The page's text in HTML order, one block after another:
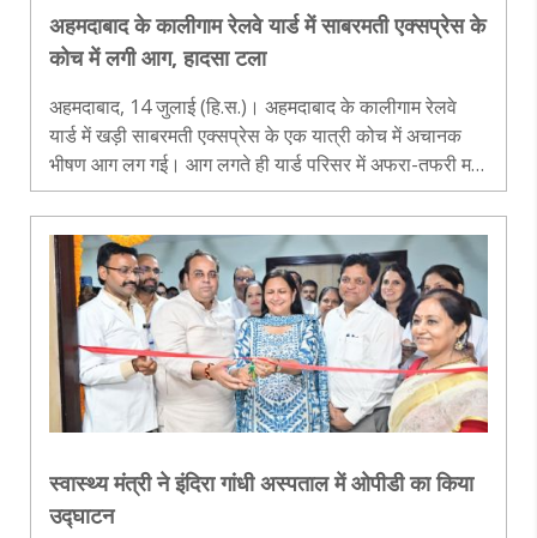
अहमदाबाद के कालीगाम रेलवे यार्ड में साबरमती एक्सप्रेस के
कोच में लगी आग, हादसा टला
अहमदाबाद, 14 जुलाई (हि.स.)। अहमदाबाद के कालीगाम रेलवे
यार्ड में खड़ी साबरमती एक्सप्रेस के एक यात्री कोच में अचानक
भीषण आग लग गई। आग लगते ही यार्ड परिसर में अफरा-तफरी मच
गई और आसमान में धुएं का गुबार दिखाई देने लगा। घटना की सूचना
मिलते ही रेलवे प्र..
स्वास्थ्य मंत्री ने इंदिरा गांधी अस्पताल में ओपीडी का किया
उद्घाटन